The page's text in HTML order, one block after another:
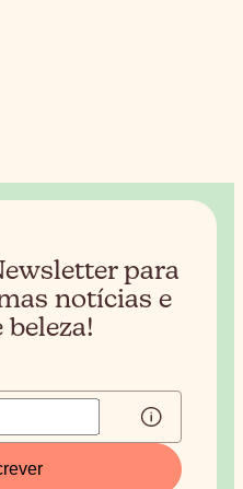
para
notícias e
beleza!